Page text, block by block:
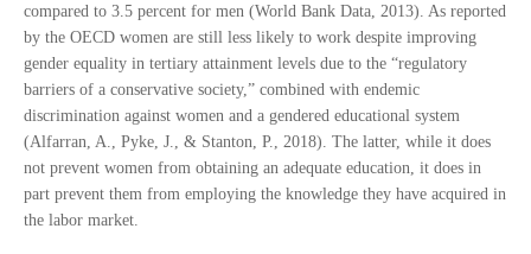
compared to 3.5 percent for men (World Bank Data, 2013). As reported
by the OECD women are still less likely to work despite improving
gender equality in tertiary attainment levels due to the “regulatory
barriers of a conservative society,” combined with endemic
discrimination against women and a gendered educational system
(Alfarran, A., Pyke, J., & Stanton, P., 2018). The latter, while it does
not prevent women from obtaining an adequate education, it does in
part prevent them from employing the knowledge they have acquired in
the labor market.